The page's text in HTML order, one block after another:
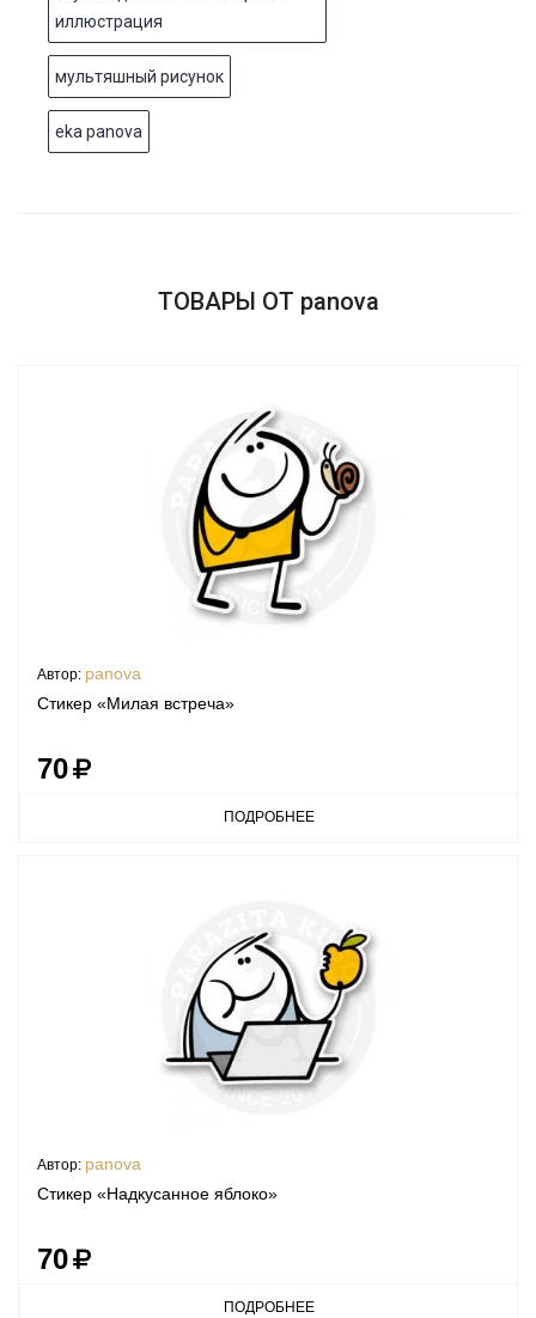
иллюстрация
мультяшный рисунок
eka panova
ТОВАРЫ ОТ panova
Автор: panova
Стикер «Милая встреча»
70
ПОДРОБНЕЕ
Автор: panova
Стикер «Надкусанное яблоко»
70
ПОДРОБНЕЕ